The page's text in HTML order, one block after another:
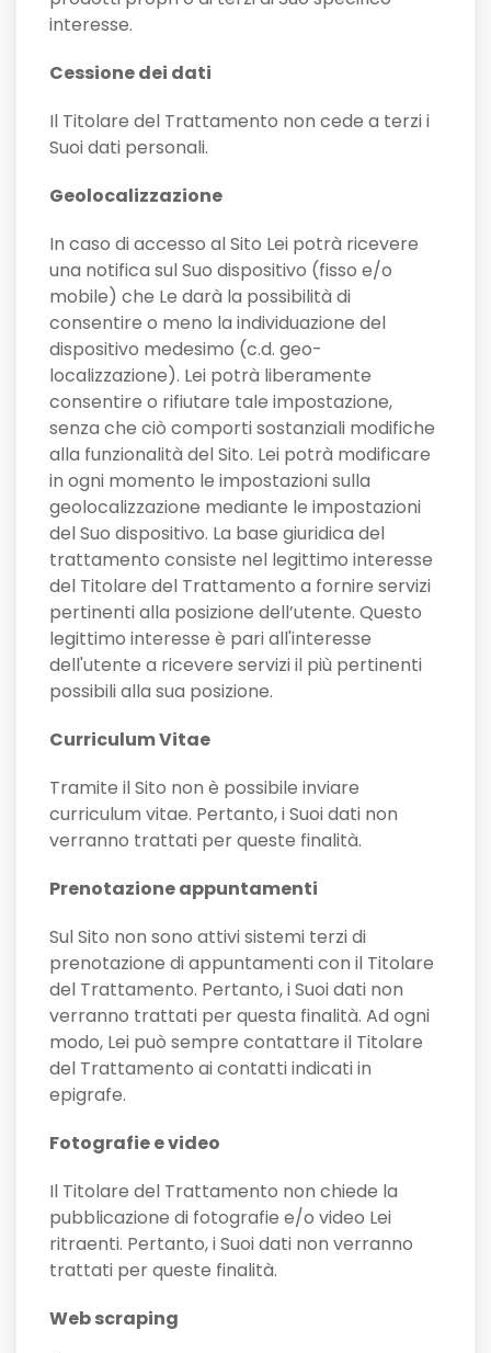
interesse.
Cessione dei dati
Il Titolare del Trattamento non cede a terzi i
Suoi dati personali.
Geolocalizzazione
In caso di accesso al Sito Lei potrà ricevere
una notifica sul Suo dispositivo (fisso e/o
mobile) che Le darà la possibilità di
consentire o meno la individuazione del
dispositivo medesimo (c.d. geo-
localizzazione). Lei potrà liberamente
consentire o rifiutare tale impostazione,
senza che ciò comporti sostanziali modifiche
alla funzionalità del Sito. Lei potrà modificare
in ogni momento le impostazioni sulla
geolocalizzazione mediante le impostazioni
del Suo dispositivo. La base giuridica del
trattamento consiste nel legittimo interesse
del Titolare del Trattamento a fornire servizi
pertinenti alla posizione dell’utente. Questo
legittimo interesse è pari all'interesse
dell'utente a ricevere servizi il più pertinenti
possibili alla sua posizione.
Curriculum Vitae
Tramite il Sito non è possibile inviare
curriculum vitae. Pertanto, i Suoi dati non
verranno trattati per queste finalità.
Prenotazione appuntamenti
Sul Sito non sono attivi sistemi terzi di
prenotazione di appuntamenti con il Titolare
del Trattamento. Pertanto, i Suoi dati non
verranno trattati per questa finalità. Ad ogni
modo, Lei può sempre contattare il Titolare
del Trattamento ai contatti indicati in
epigrafe.
Fotografie e video
Il Titolare del Trattamento non chiede la
pubblicazione di fotografie e/o video Lei
ritraenti. Pertanto, i Suoi dati non verranno
trattati per queste finalità.
Web scraping